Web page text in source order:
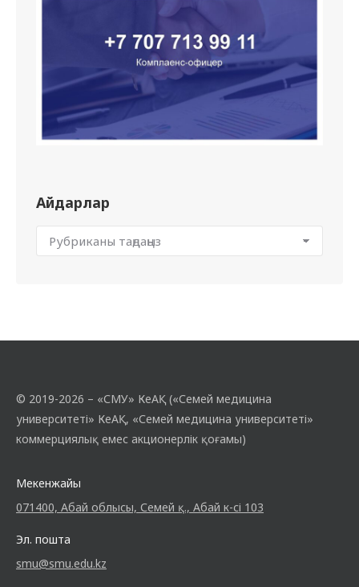
Айдарлар
© 2019-2026 – «СМУ» КеАҚ («Семей медицина
университеті» КеАҚ, «Семей медицина университеті»
коммерциялық емес акционерлік қоғамы)
Мекенжайы
071400, Абай облысы, Семей қ., Абай к-сі 103
Эл. пошта
smu@smu.edu.kz